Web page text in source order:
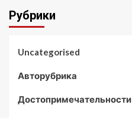
Рубрики
Uncategorised
Авторубрика
Достопримечательности